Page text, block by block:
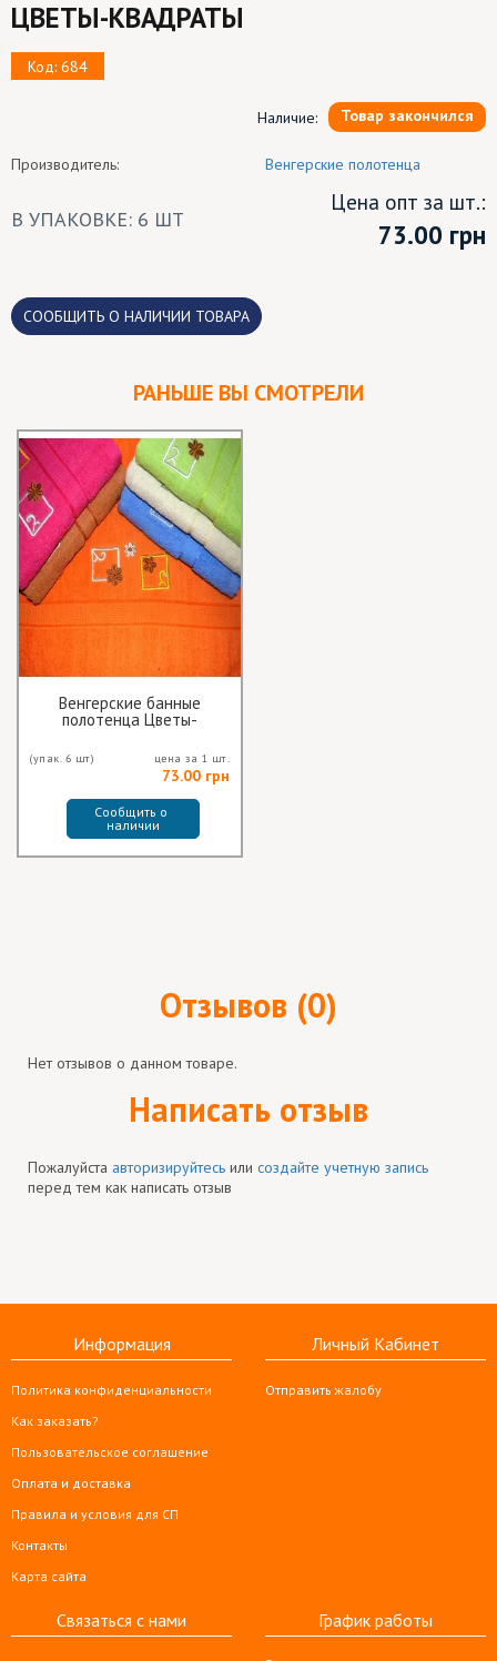
ЦВЕТЫ-КВАДРАТЫ
Код: 684
Наличие: Товар закончился
Производитель: Венгерские полотенца
В УПАКОВКЕ: 6 ШТ
Цена опт за шт.:
73.00 грн
CООБЩИТЬ О НАЛИЧИИ ТОВАРА
РАНЬШЕ ВЫ СМОТРЕЛИ
Венгерские банные
полотенца Цветы-
(упак. 6 шт) цена за 1 шт.
73.00 грн
Сообщить о
наличии
Отзывов (0)
Нет отзывов о данном товаре.
Написать отзыв
Пожалуйста авторизируйтесь или создайте учетную запись
перед тем как написать отзыв
Информация
Политика конфиденциальности
Как заказать?
Пользовательское соглашение
Оплата и доставка
Правила и условия для СП
Контакты
Карта сайта
Личный Кабинет
Отправить жалобу
Связаться с нами График работы